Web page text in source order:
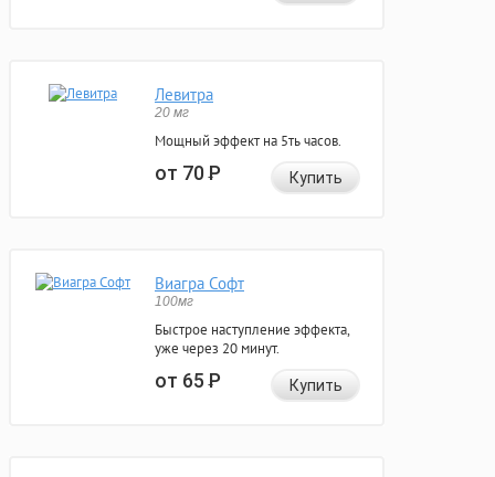
Левитра
20 мг
Мощный эффект на 5ть часов.
от 70Р Купить
Виагра Софт
100мг
Быстрое наступление эффекта,
уже через 20 минут.
от 65Р Купить